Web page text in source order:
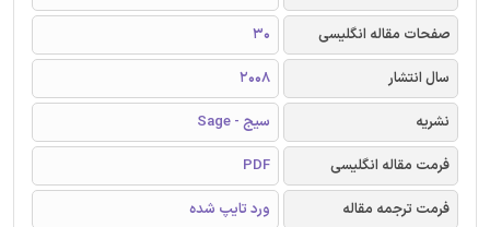
صفحات مقاله انگلیسی
30
سال انتشار
2008
نشریه
سیج - Sage
فرمت مقاله انگلیسی
PDF
فرمت ترجمه مقاله
ورد تایپ شده